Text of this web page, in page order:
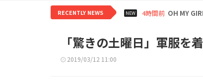
RECENTLY NEWS NEW 6時間前 BTS V、ワ
「驚きの土曜日」軍服
2019/03/12 11:00